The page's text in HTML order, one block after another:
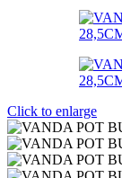
Click to enlarge